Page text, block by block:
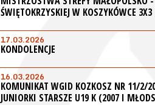
ŚWIĘTOKRZYSKIEJ W KOSZYKÓWCE 3X3
17.03.2026
KONDOLENCJE
16.03.2026
KOMUNIKAT WGID KOZKOSZ NR 11/2/
JUNIORKI STARSZE U19 K (2007 I